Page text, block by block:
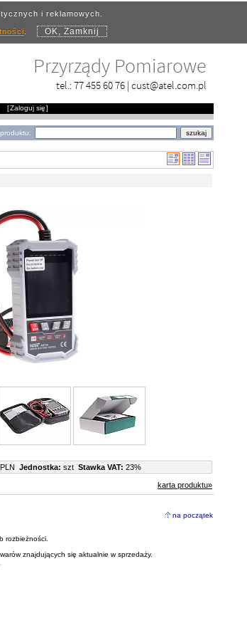
i reklamowych.
. OK, Zamknij
Przyrządy Pomiarowe
tel.:77 455 60 76 | cust@atel.com.pl
[Zaloguj się]
Jednostka: szt Stawka VAT: 23%
karta produktu»
na początek
rozbieżności.
znajdujących się aktualnie w sprzedaży.